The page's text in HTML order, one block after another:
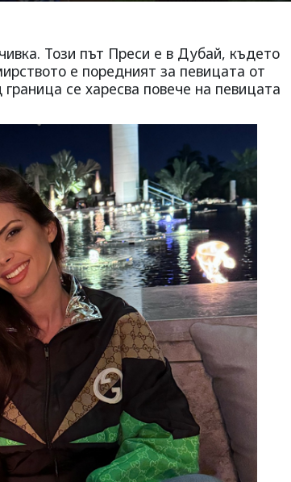
Този път Преси е в Дубай, където
е поредният за певицата от
се харесва повече на певицата